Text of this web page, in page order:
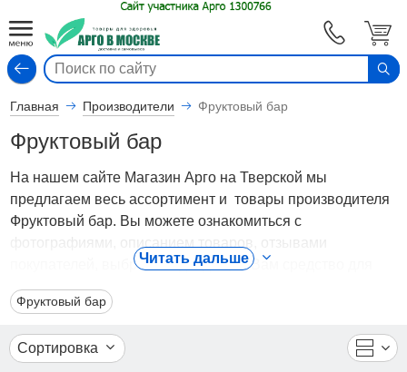
Главная Производители Фруктовый бар
Фруктовый бар
На нашем сайте Магазин Арго на Тверской мы
предлагаем весь ассортимент и товары производителя
Фруктовый бар. Вы можете ознакомиться с
покупателей, выбрать подходящее Вам средство для
решения проблемы.
Для того чтобы купить товары производителя
Фруктовый бар, с доставкой по Москве и России или
самовывозом, достаточно оформить заказ через
Читать дальше
Фруктовый бар
Сортировка